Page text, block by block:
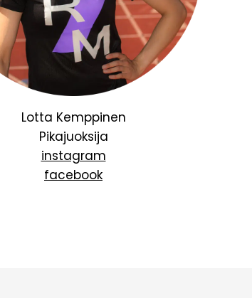
Lotta Kemppinen
Pikajuoksija
instagram
facebook